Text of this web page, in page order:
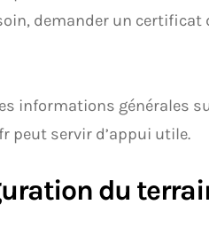
demander un certificat
informations générales
peut servir d’appui utile.
du